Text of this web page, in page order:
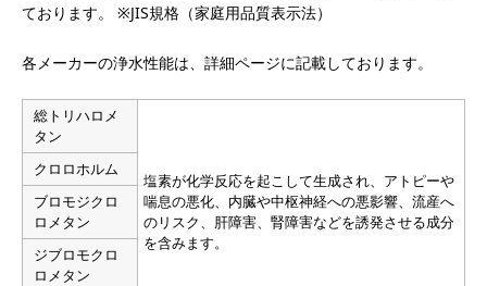
ております。 ※JIS規格（家庭用品質表示法）
各メーカーの浄水性能は、詳細ページに記載しております。
総トリハロメ
タン
塩素が化学反応を起こして生成され、アトピーや
喘息の悪化、内臓や中枢神経への悪影響、流産へ
のリスク、肝障害、腎障害などを誘発させる成分
を含みます。
クロロホルム
ブロモジクロ
ロメタン
ジブロモクロ
ロメタン